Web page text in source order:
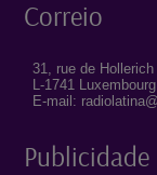
Correio
31, rue de Hollerich
L-1741 Luxembourg
E-mail:
Publicidade